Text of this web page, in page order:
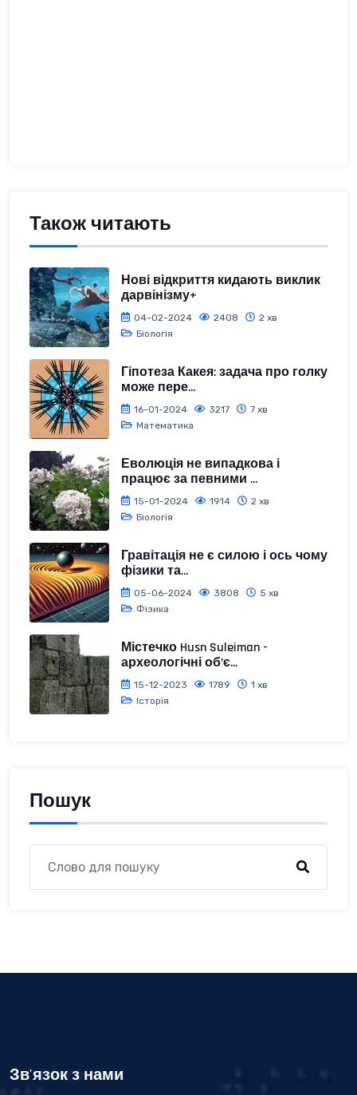
Також читають
Нові відкриття кидають виклик
дарвінізму+
04-02-2024 2408
2 хв
Біологія
Гіпотеза Какея: задача про голку
може пере...
16-01-2024 3217
7 хв
Математика
Еволюція не випадкова і
працює за певними ...
15-01-2024 1914
2 хв
Біологія
Гравітація не є силою і ось чому
фізики та...
05-06-2024 3808
5 хв
Фізика
Містечко Husn Suleiman -
археологічні об’є...
15-12-2023 1789
1 хв
Історія
Пошук
Зв'язок з нами